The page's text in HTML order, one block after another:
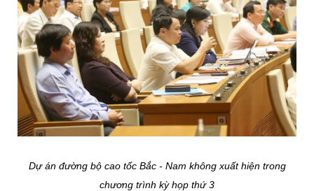
Dự án đường bộ cao tốc Bắc - Nam không xuất hiện trong
chương trình kỳ họp thứ 3